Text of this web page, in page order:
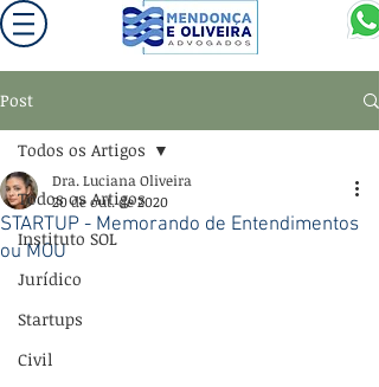
Post
Todos os Artigos
Instituto SOL
Jurídico
Startups
Civil
Todos os Artigos
STARTUP - Memorando de Entendimentos
ou MOU
Dra. Luciana Oliveira
20 de out. de 2020